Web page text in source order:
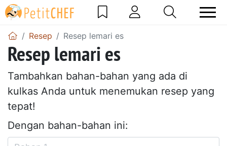
Resep Resep lemari es
Resep lemari es
Tambahkan bahan-bahan yang ada di
kulkas Anda untuk menemukan resep yang
tepat!
Dengan bahan-bahan ini: